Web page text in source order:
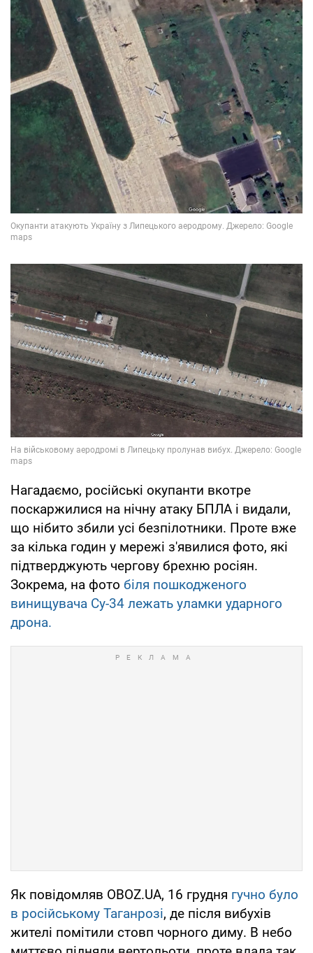
Нагадаємо, російські окупанти вкотре
поскаржилися на нічну атаку БПЛА і видали,
що нібито збили усі безпілотники. Проте вже
за кілька годин у мережі з'явилися фото, які
підтверджують чергову брехню росіян.
Зокрема, на фото біля пошкодженого
винищувача Су-34 лежать уламки ударного
дрона.
Як повідомляв OBOZ.UA, 16 грудня гучно було
в російському Таганрозі, де після вибухів
жителі помітили стовп чорного диму. В небо